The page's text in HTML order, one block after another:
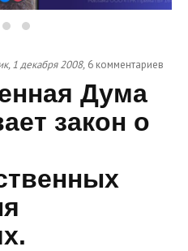
1 декабря 2008, 6 комментариев
Дума
закон о